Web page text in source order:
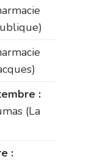
:
(La
: